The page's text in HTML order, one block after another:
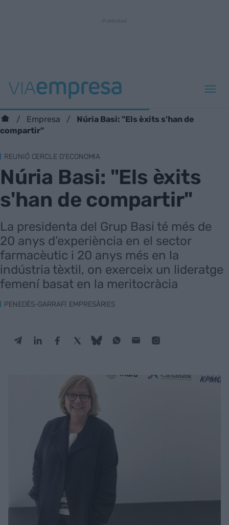
Empresa
Núria Basi: "Els èxits s'han de
compartir"
REUNIÓ CERCLE D'ECONOMIA
Núria Basi: "Els èxits
s'han de compartir"
La presidenta del Grup Basi té més de
20 anys d’experiència en el sector
farmacèutic i 20 anys més en la
indústria tèxtil, on exerceix un lideratge
femení basat en la meritocràcia
PENEDÈS-GARRAF EMPRESÀRIES